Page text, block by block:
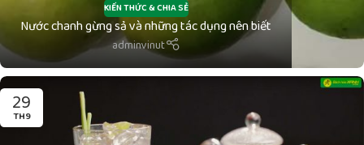
KIẾN THỨC & CHIA SẺ
Nước chanh gừng sả và những tác dụng nên biết
adminvinut
29
TH9